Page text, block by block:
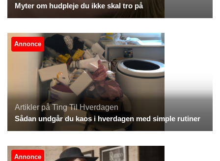
Myter om hudpleje du ikke skal tro på
Annonce
Artikler på Ting Til Hverdagen
Sådan undgår du kaos i hverdagen med simple rutiner
Annonce